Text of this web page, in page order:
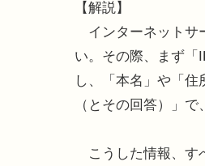
【解説】
インターネットサ
い。その際、まず「
し、「本名」や「
（とその回答）」
こうした情報、す